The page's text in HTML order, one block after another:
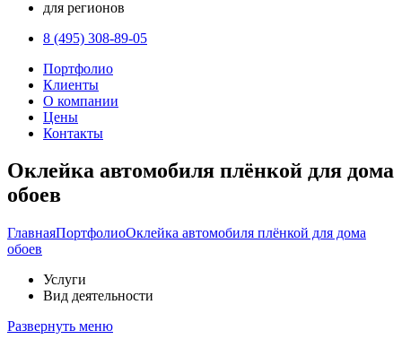
для регионов
8 (495) 308-89-05
Портфолио
Клиенты
О компании
Цены
Контакты
Оклейка автомобиля плёнкой для дома
обоев
ГлавнаяПортфолиоОклейка автомобиля плёнкой для дома
обоев
Услуги
Вид деятельности
Развернуть меню